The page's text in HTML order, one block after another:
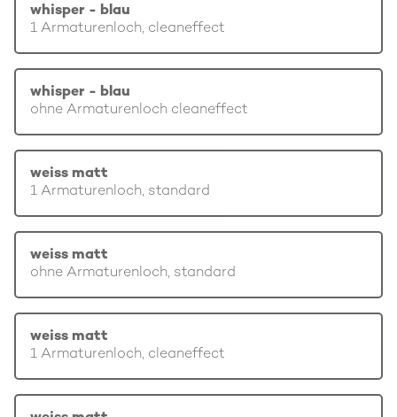
whisper - blau
1 Armaturenloch, cleaneffect
whisper - blau
ohne Armaturenloch cleaneffect
weiss matt
1 Armaturenloch, standard
weiss matt
ohne Armaturenloch, standard
weiss matt
1 Armaturenloch, cleaneffect